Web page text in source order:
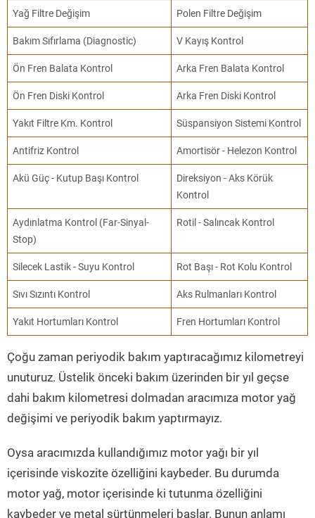
Yağ Filtre Değişim Polen Filtre Değişim
Bakım Sıfırlama (Diagnostic) V Kayış Kontrol
Ön Fren Balata Kontrol Arka Fren Balata Kontrol
Ön Fren Diski Kontrol Arka Fren Diski Kontrol
Yakıt Filtre Km. Kontrol Süspansiyon Sistemi Kontrol
Antifriz Kontrol Amortisör - Helezon Kontrol
Akü Güç - Kutup Başı Kontrol
Direksiyon - Aks Körük
Kontrol
Aydınlatma Kontrol (Far-Sinyal-
Stop)
Rotil - Salıncak Kontrol
Silecek Lastik - Suyu Kontrol Rot Başı - Rot Kolu Kontrol
Sıvı Sızıntı Kontrol Aks Rulmanları Kontrol
Yakıt Hortumları Kontrol Fren Hortumları Kontrol
Çoğu zaman periyodik bakım yaptıracağımız kilometreyi
unuturuz. Üstelik önceki bakım üzerinden bir yıl geçse
dahi bakım kilometresi dolmadan aracımıza motor yağ
değişimi ve periyodik bakım yaptırmayız.
Oysa aracımızda kullandığımız motor yağı bir yıl
içerisinde viskozite özelliğini kaybeder. Bu durumda
motor yağ, motor içerisinde ki tutunma özelliğini
kaybeder ve metal sürtünmeleri başlar. Bunun anlamı